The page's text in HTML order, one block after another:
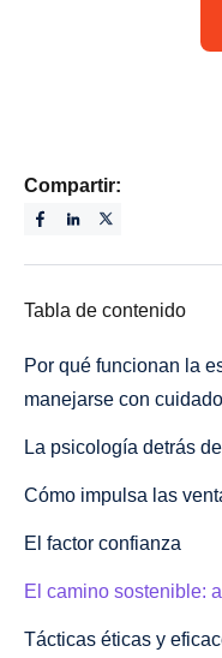
Compartir:
Tabla de contenido
Por qué funcionan la
manejarse con
La psicología detrás
Cómo impulsa las
El factor confianza
El camino sostenible:
Tácticas éticas y